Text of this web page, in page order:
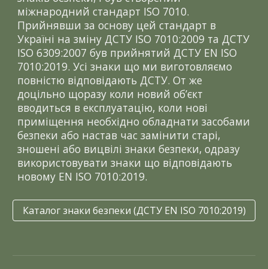
міжнародний стандарт ISO 7010.
Прийнявши за основу цей стандарт в
Україні на зміну ДСТУ ІSО 7010:2009 та ДСТУ
ІSО 6309:2007 був прийнятий ДСТУ EN ISO
7010:2019. Усі знаки що ми виготовляємо
повністю відповідають ДСТУ. От же
доцільно щоразу коли новий об’єкт
вводиться в експлуатацію, коли нові
приміщення необхідно обладнати засобами
безпеки або настав час замінити старі,
зношені або вицвілі знаки безпеки, одразу
використовувати знаки що відповідають
новому EN ISO 7010:2019.
Каталог знаки безпеки (ДСТУ EN ISO 7010:2019)